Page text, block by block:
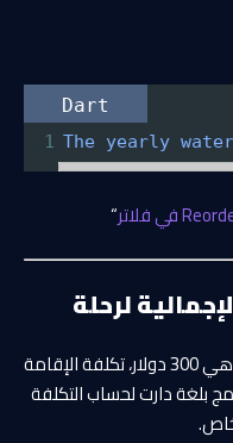
Dart
1 The yearly water
“
تكلفة التذكرة للطيران هي 300 دولار، تكلفة الإقامة
برنامج بلغة دارت لحساب التكلفة